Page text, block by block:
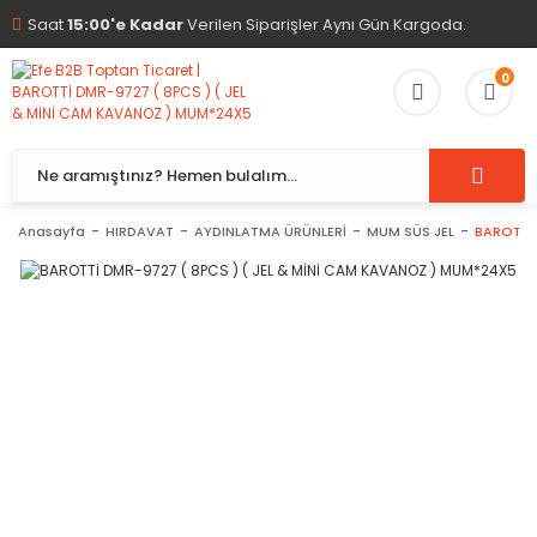
Saat15:00'e KadarVerilen Siparişler Aynı Gün Kargoda.
0
Anasayfa HIRDAVAT AYDINLATMA ÜRÜNLERİ MUM SÜS JEL